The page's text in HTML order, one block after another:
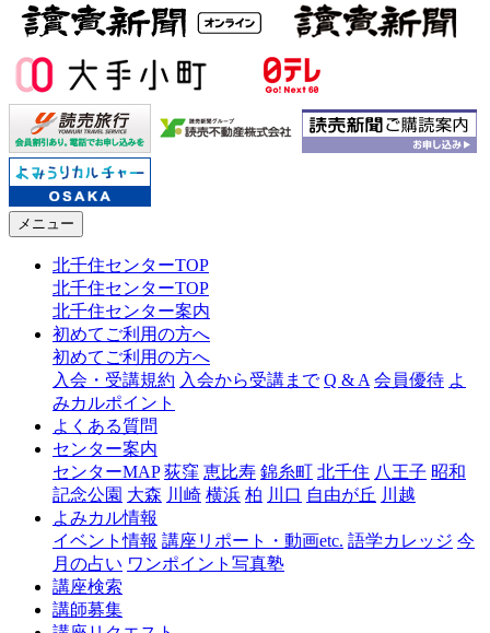
メニュー
北千住センターTOP
北千住センターTOP
北千住センター案内
初めてご利用の方へ
初めてご利用の方へ
入会・受講規約 入会から受講まで Q & A 会員優待 よ
みカルポイント
よくある質問
センター案内
センターMAP 荻窪 恵比寿 錦糸町 北千住 八王子 昭和
記念公園 大森 川崎 横浜 柏 川口 自由が丘 川越
よみカル情報
イベント情報 講座リポート・動画etc. 語学カレッジ 今
月の占い ワンポイント写真塾
講座検索
講師募集